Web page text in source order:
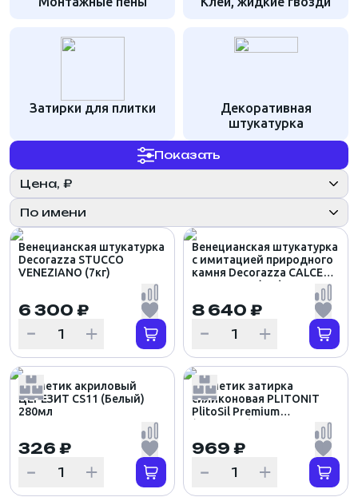
Затирки для плитки
Декоративная
штукатурка
Показать
Цена, ₽
По имени
Венецианская штукатурка
Decorazza STUCCO
VENEZIANO (7кг)
6 300 ₽
Венецианская штукатурка
с имитацией природного
камня Decorazza CALCE
VENEZIANA (6кг)
8 640 ₽
Герметик акриловый
ЦЕРЕЗИТ CS11 (Белый)
280мл
326 ₽
Герметик затирка
силиконовая PLITONIT
PlitoSil Premium
(антрацит), 310мл
969 ₽